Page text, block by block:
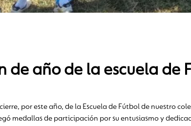
año de la escuela de
por este año, de la Escuela de Fútbol de nuestro
medallas de participación por su entusiasmo y